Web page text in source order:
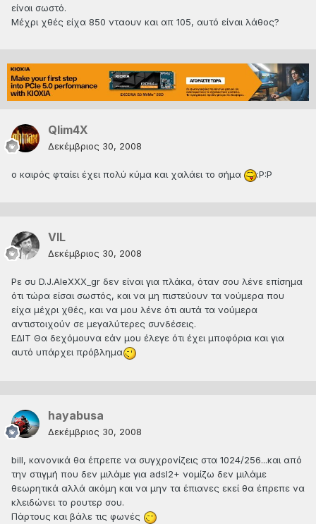
είναι σωστό.
Μέχρι χθές είχα 850 νταουν και απ 105, αυτό είναι λάθος?
Qlim4X
Δεκέμβριος 30, 2008
ο καιρός φταίει έχει πολύ κύμα και χαλάει το σήμα :P:P
VIL
Δεκέμβριος 30, 2008
Ρε συ D.J.AleXXX_gr δεν είναι για πλάκα, όταν σου λένε επίσημα
ότι τώρα είσαι σωστός, και να μη πιστεύουν τα νούμερα που
είχα μέχρι χθές, και να μου λένε ότι αυτά τα νούμερα
αντιστοιχούν σε μεγαλύτερες συνδέσεις.
ΕΔΙΤ Θα δεχόμουνα εάν μου έλεγε ότι έχει μποφόρια και για
αυτό υπάρχει πρόβλημα
hayabusa
Δεκέμβριος 30, 2008
bill, κανονικά θα έπρεπε να συγχρονίζεις στα 1024/256...και από
την στιγμή που δεν μιλάμε για adsl2+ νομίζω δεν μιλάμε
θεωρητικά αλλά ακόμη και να μην τα έπιανες εκεί θα έπρεπε να
κλειδώνει το ρουτερ σου.
Πάρτους και βάλε τις φωνές